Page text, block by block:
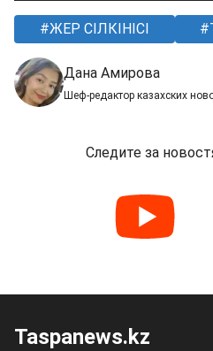
ЖЕР СІЛКІНІСІ
Дана Амирова
Шеф-редактор казахских
Следите за
Taspanews.kz